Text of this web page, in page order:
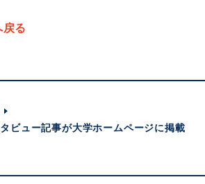
る
ビュー記事が大学ホームページに掲載